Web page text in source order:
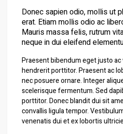
Donec sapien odio, mollis ut
erat. Etiam mollis odio ac
Mauris massa felis, rutrum
neque in dui eleifend
Praesent bibendum eget justo
hendrerit porttitor. Praesent ac
nec posuere ornare. Integer
scelerisque fermentum. Sed
porttitor. Donec blandit dui sit
convallis ligula tempor.
venenatis dui et ex lobortis